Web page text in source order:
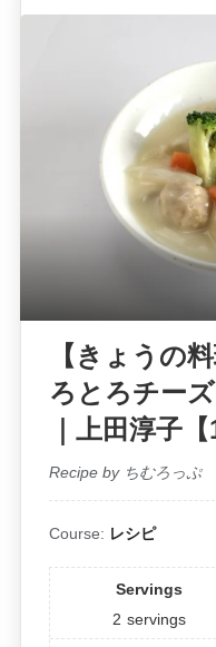
【きょうの
ろとろチー
｜上田淳子【
Recipe by ちむろっぷ
Course: レシピ
Servings
2 servings